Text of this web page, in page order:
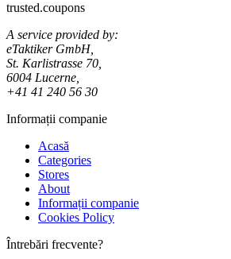
trusted.coupons
A service provided by:
eTaktiker GmbH,
St. Karlistrasse 70,
6004 Lucerne,
+41 41 240 56 30
Informații companie
Acasă
Categories
Stores
About
Informații companie
Cookies Policy
Întrebări frecvente?